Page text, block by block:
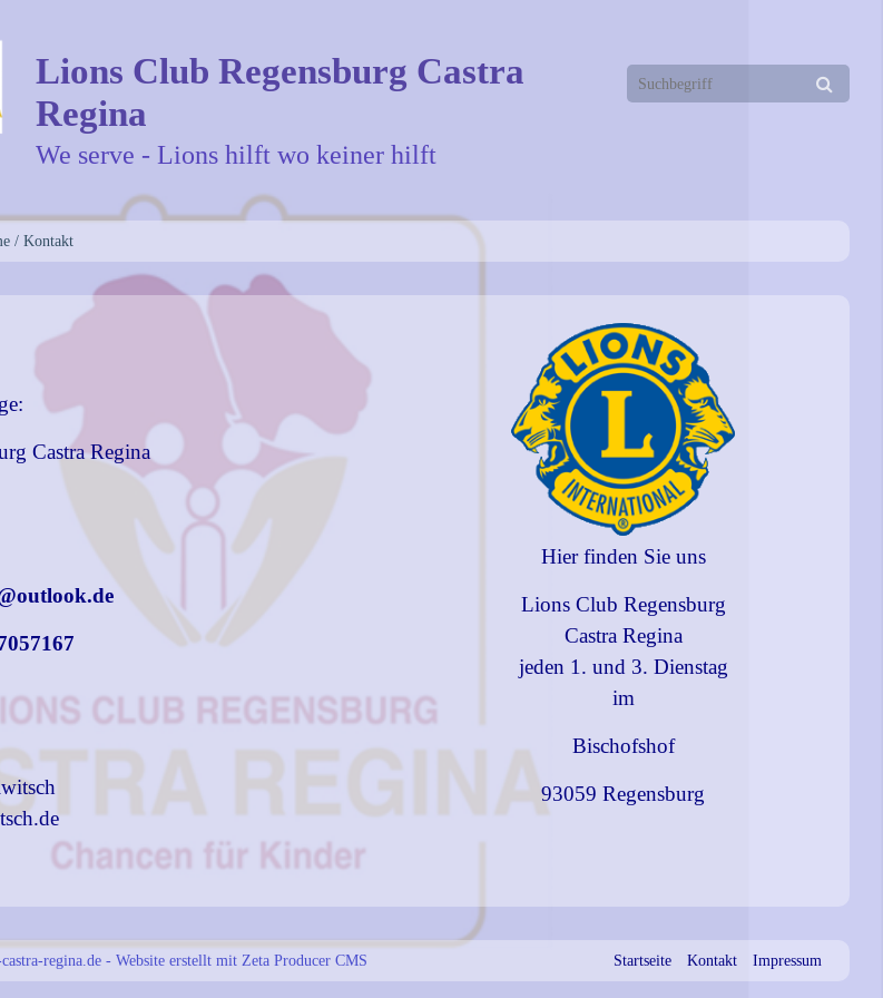
Lions Club Regensburg Castra
Regina
We serve - Lions hilft wo keiner hilft
/ Kontakt
Castra Regina
Hier finden Sie uns
Lions Club Regensburg
Castra Regina
jeden 1. und 3. Dienstag
im
Bischofshof
93059 Regensburg
Startseite Kontakt Impressum
regina.de -Website erstellt mit Zeta Producer CMS